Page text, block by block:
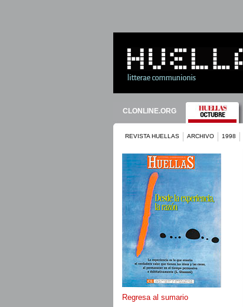
CLONLINE.ORG
REVISTA HUELLAS ARCHIVO 1998
Regresa al sumario